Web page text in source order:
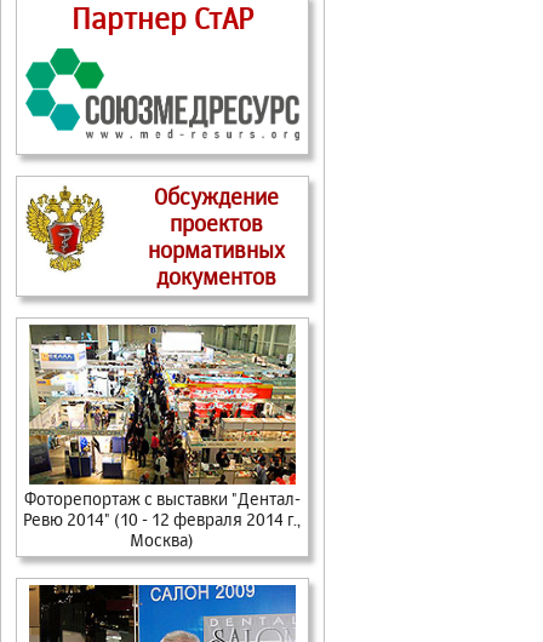
Партнер СтАР
Обсуждение
проектов
нормативных
документов
Фоторепортаж с выставки "Дентал-
Ревю 2014" (10 - 12 февраля 2014 г.,
Москва)